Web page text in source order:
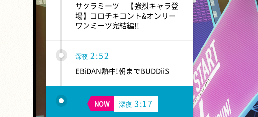
サクラミーツ 【強烈キャラ登
場】コロチキコント&オンリー
ワンミーツ完結編!!
深夜 2:52
EBiDAN熱中!朝までBUDDiiS
NOW 深夜 3:17